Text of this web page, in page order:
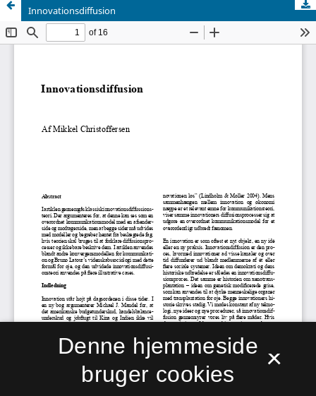
Innovationsdiffusion
×
Denne hjemmeside
bruger cookies